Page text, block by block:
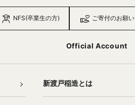
NFS(卒業生の方) ご寄付のお願い
Official Account
新渡戸稲造とは